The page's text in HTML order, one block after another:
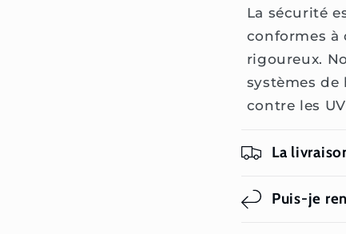
La sécurité
conformes à
rigoureux.
systèmes de
contre les
La
Puis-je